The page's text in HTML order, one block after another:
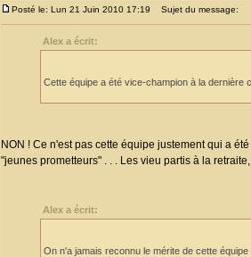
Posté le: Lun 21 Juin 2010 17:19 Sujet du message:
Alex a écrit:
Cette équipe a été vice-champion à la dernière
NON ! Ce n'est pas cette équipe justement qui a
"jeunes prometteurs" . . . Les vieu partis à la
Alex a écrit:
On n'a jamais reconnu le mérite de cette équipe